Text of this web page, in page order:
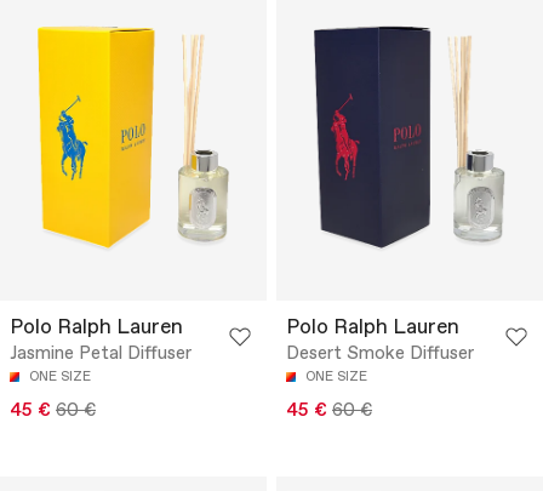
Polo Ralph Lauren
Jasmine Petal Diffuser
ONE SIZE
45 € 60 €
Polo Ralph Lauren
Desert Smoke Diffuser
ONE SIZE
45 € 60 €